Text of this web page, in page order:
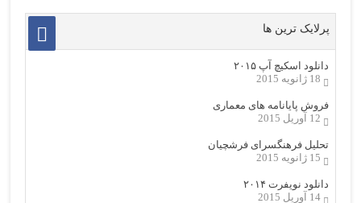
پرلایک ترین ها
دانلود اسکیچ آپ ۲۰۱۵
18 ژانویه 2015
فروش پایانامه های معماری
12 آوریل 2015
تحلیل فرهنگسرای فرشچیان
15 ژانویه 2015
دانلود نویفرت ۲۰۱۴
14 آوریل 2015